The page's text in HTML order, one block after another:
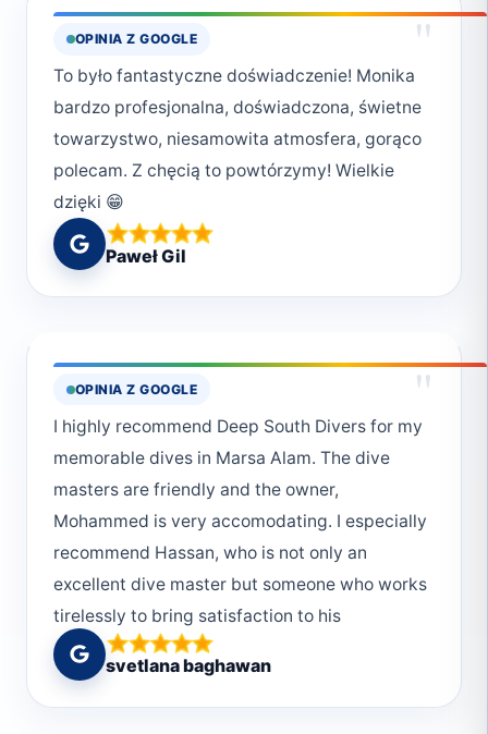
OPINIA Z GOOGLE "
To było fantastyczne doświadczenie! Monika
bardzo profesjonalna, doświadczona, świetne
towarzystwo, niesamowita atmosfera, gorąco
polecam. Z chęcią to powtórzymy! Wielkie
dzięki 😁
Paweł Gil
OPINIA Z GOOGLE "
I highly recommend Deep South Divers for my
memorable dives in Marsa Alam. The dive
masters are friendly and the owner,
Mohammed is very accomodating. I especially
recommend Hassan, who is not only an
excellent dive master but someone who works
tirelessly to bring satisfaction to his
customers.
svetlana baghawan